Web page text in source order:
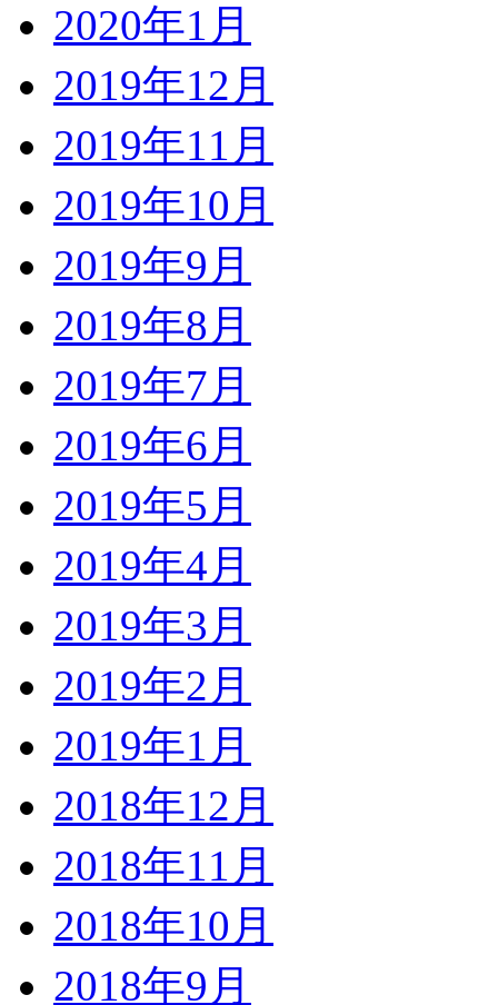
2020年1月
2019年12月
2019年11月
2019年10月
2019年9月
2019年8月
2019年7月
2019年6月
2019年5月
2019年4月
2019年3月
2019年2月
2019年1月
2018年12月
2018年11月
2018年10月
2018年9月